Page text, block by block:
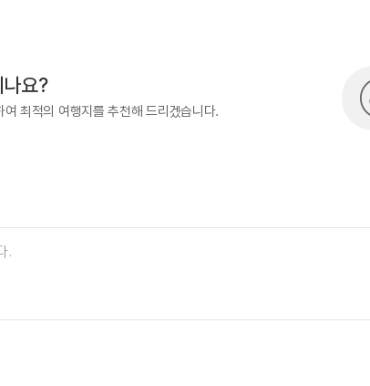
요?
최적의 여행지를 추천해 드리겠습니다.